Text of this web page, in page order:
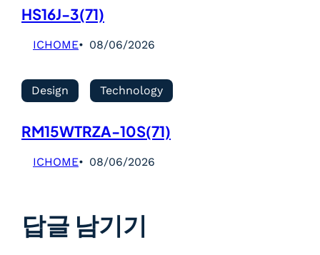
HS16J-3(71)
ICHOME 08/06/2026
Design Technology
RM15WTRZA-10S(71)
ICHOME 08/06/2026
답글 남기기